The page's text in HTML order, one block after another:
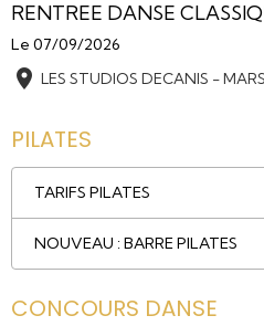
RENTREE DANSE
Le 07/09/2026
LES STUDIOS DECANIS -
PILATES
TARIFS PILATES
NOUVEAU : BARRE PILATES
CONCOURS DANSE